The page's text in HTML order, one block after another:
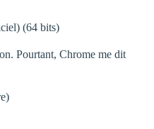
(64 bits)
Pourtant, Chrome me dit